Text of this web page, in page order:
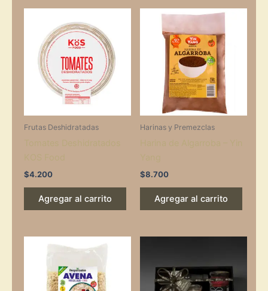
Frutas Deshidratadas
$4.200
Agregar al carrito
Harinas y Premezclas
$8.700
Agregar al carrito